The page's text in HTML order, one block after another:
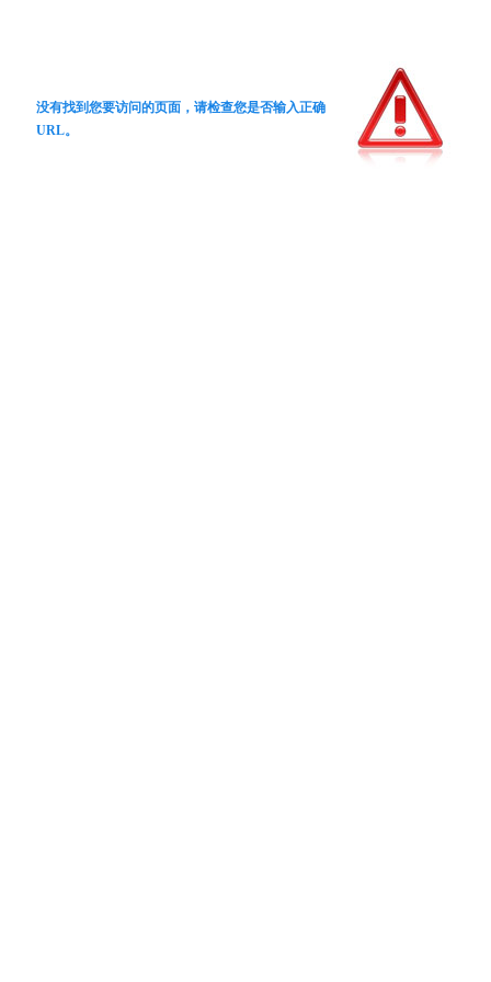
没有找到您要访问的页面，请检查您是否输入正确
URL。